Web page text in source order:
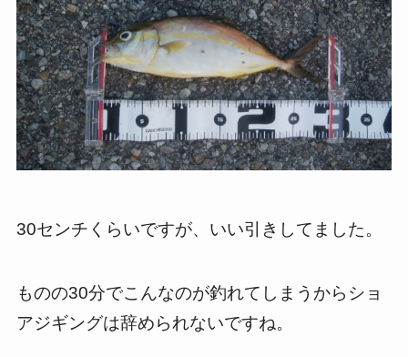
30センチくらいですが、いい引きしてました。
ものの30分でこんなのが釣れてしまうからショ
アジギングは辞められないですね。